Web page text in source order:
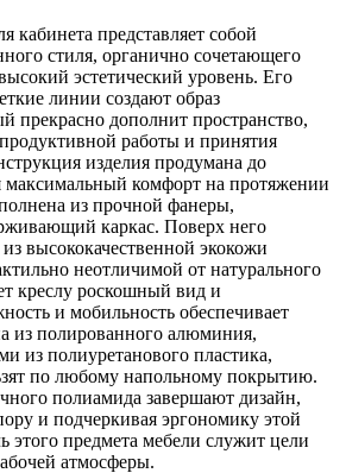
кабинета представляет собой
стиля, органично сочетающего
эстетический уровень. Его
линии создают образ
прекрасно дополнит пространство,
работы и принятия
изделия продумана до
максимальный комфорт на протяжении
из прочной фанеры,
каркас. Поверх него
из высококачественной экокожи
неотличимой от натурального
креслу роскошный вид и
и мобильность обеспечивает
из полированного алюминия,
из полиуретанового пластика,
по любому напольному покрытию.
полиамида завершают дизайн,
и подчеркивая эргономику этой
этого предмета мебели служит цели
атмосферы.